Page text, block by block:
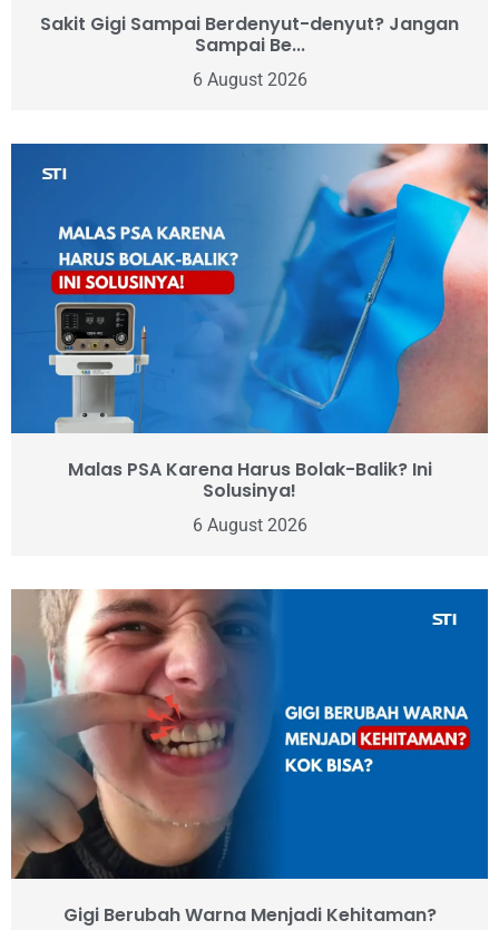
Sakit Gigi Sampai Berdenyut-denyut? Jangan
Sampai Be...
6 August 2026
Malas PSA Karena Harus Bolak-Balik? Ini
Solusinya!
6 August 2026
Gigi Berubah Warna Menjadi Kehitaman?